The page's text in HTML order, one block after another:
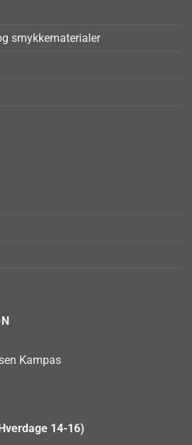
smykkematerialer
Kampas
14-16)